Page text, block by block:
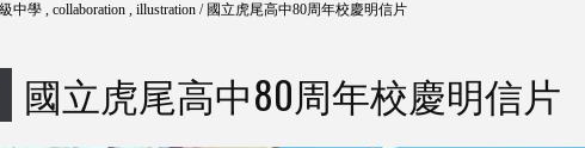
中學 , collaboration , illustration / 國立虎尾高中80周年校慶明信片
國立虎尾高中80周年校慶明信片